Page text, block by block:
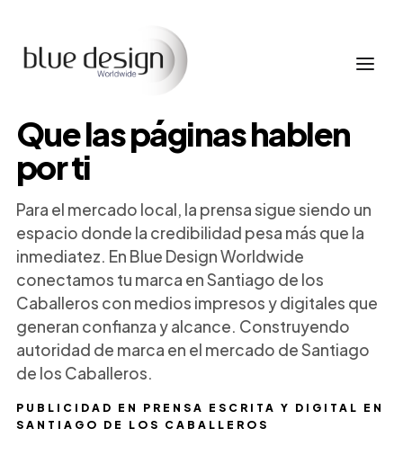
PUBLICIDAD EN PRENSA ESCRITA Y DIGITAL EN
SANTIAGO DE LOS CABALLEROS
Que las páginas hablen
por ti
Para el mercado local, la prensa sigue siendo un
espacio donde la credibilidad pesa más que la
inmediatez. En Blue Design Worldwide
conectamos tu marca en Santiago de los
Caballeros con medios impresos y digitales que
generan confianza y alcance. Construyendo
autoridad de marca en el mercado de Santiago
de los Caballeros.